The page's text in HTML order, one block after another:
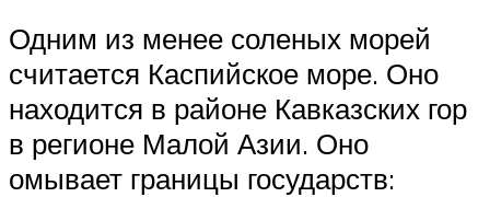
Одним из менее соленых морей
считается Каспийское море. Оно
находится в районе Кавказских гор
в регионе Малой Азии. Оно
омывает границы государств: